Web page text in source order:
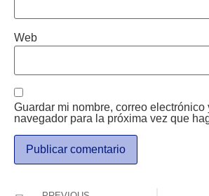
Web
Guardar mi nombre, correo electrónico
navegador para la próxima vez que